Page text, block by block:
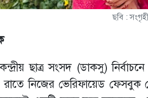
ছবি :
ছাত্র সংসদ (ডাকসু)
নিজের ভেরিফায়েড